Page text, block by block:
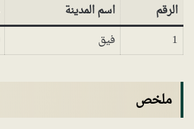
الرقم اسم المدينة
1
فيق
ملخص